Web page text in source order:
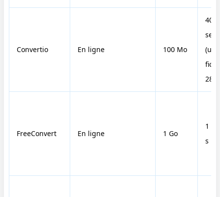
Convertio En ligne 100 Mo
40
(un
28
FreeConvert En ligne 1 Go
1
s